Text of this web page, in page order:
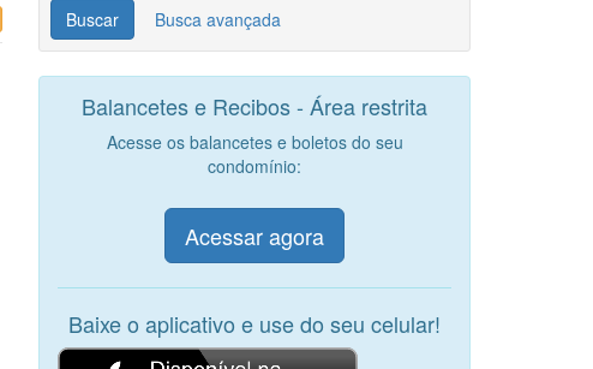
Busca avançada
Balancetes e Recibos - Área restrita
Acesse os balancetes e boletos do seu
condomínio:
Acessar agora
Baixe o aplicativo e use do seu celular!